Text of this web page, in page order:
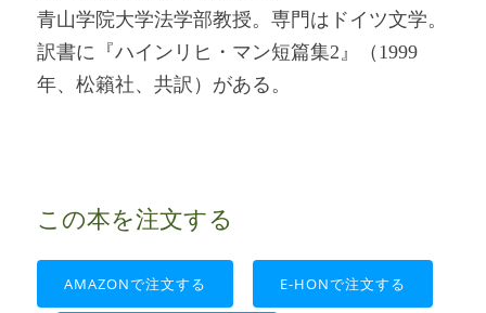
青山学院大学法学部教授。専門はドイツ文学。
訳書に『ハインリヒ・マン短篇集2』（1999
年、松籟社、共訳）がある。
この本を注文する
AMAZONで注文する E-HONで注文する